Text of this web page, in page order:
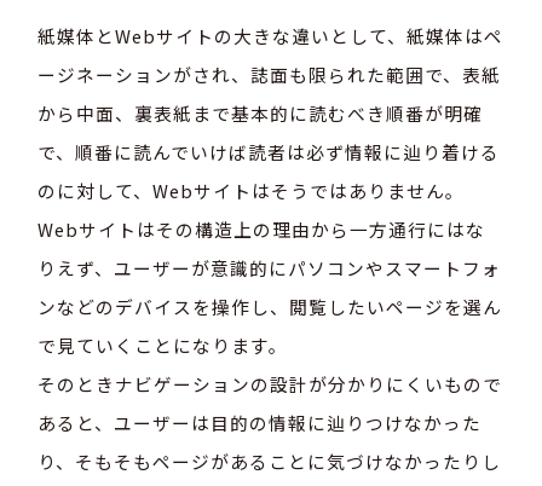
紙媒体とWebサイトの大きな違いとして、紙媒体はペ
ージネーションがされ、誌面も限られた範囲で、表紙
から中面、裏表紙まで基本的に読むべき順番が明確
で、順番に読んでいけば読者は必ず情報に辿り着ける
のに対して、Webサイトはそうではありません。
Webサイトはその構造上の理由から一方通行にはな
りえず、ユーザーが意識的にパソコンやスマートフォ
ンなどのデバイスを操作し、閲覧したいページを選ん
で見ていくことになります。
そのときナビゲーションの設計が分かりにくいもので
あると、ユーザーは目的の情報に辿りつけなかった
り、そもそもページがあることに気づけなかったりし